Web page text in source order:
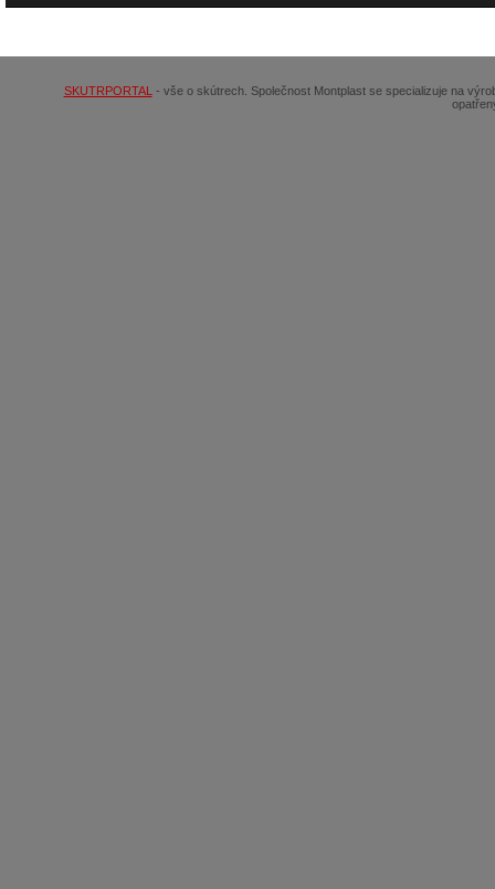
SKUTRPORTAL - vše o skútrech. Společnost Montplast se specializuje na